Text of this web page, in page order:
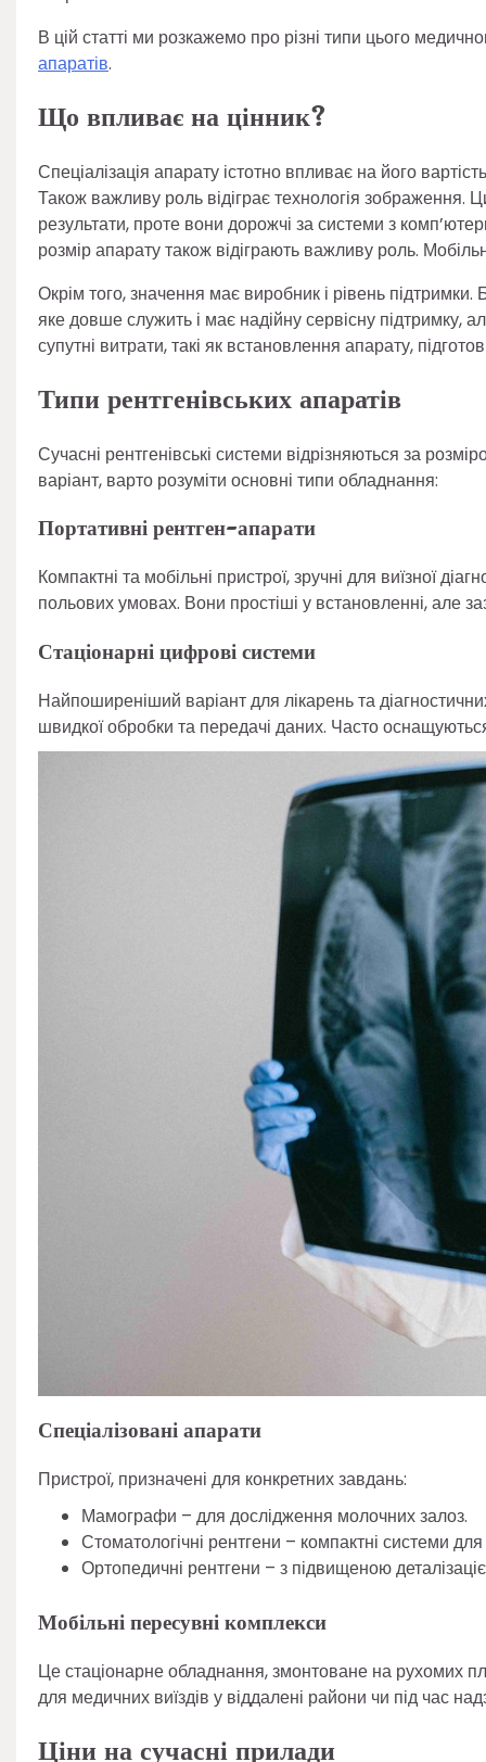
В цій статті ми розкажемо про різні типи цього
апаратів.
Що впливає на цінник?
Спеціалізація апарату істотно впливає на його
Також важливу роль відіграє технологія
результати, проте вони дорожчі за системи з
розмір апарату також відіграють важливу роль.
Окрім того, значення має виробник і рівень
яке довше служить і має надійну сервісну підтримку,
супутні витрати, такі як встановлення апарату,
Типи рентгенівських апаратів
Сучасні рентгенівські системи відрізняються за
варіант, варто розуміти основні типи обладнання:
Портативні рентген-апарати
Компактні та мобільні пристрої, зручні для виїзної
польових умовах. Вони простіші у встановленні, але
Стаціонарні цифрові системи
Найпоширеніший варіант для лікарень та
швидкої обробки та передачі даних. Часто
Спеціалізовані апарати
Пристрої, призначені для конкретних завдань:
Мамографи – для дослідження молочних залоз.
Стоматологічні рентгени – компактні системи
Ортопедичні рентгени – з підвищеною
Мобільні пересувні комплекси
Це стаціонарне обладнання, змонтоване на рухомих
для медичних виїздів у віддалені райони чи під час
Ціни на сучасні прилади